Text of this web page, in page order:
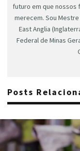
futuro em que nossos
merecem. Sou
East Anglia
Federal de Minas
Posts